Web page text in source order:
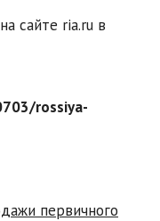
сайте ria.ru в
rossiya-
первичного